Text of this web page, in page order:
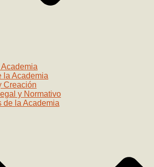
la Academia
Creación
y Normativo
de la Academia